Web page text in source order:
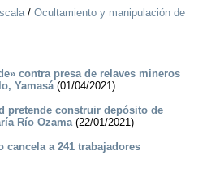
/ Ocultamiento y manipulación de
contra presa de relaves mineros
Yamasá(01/04/2021)
pretende construir depósito de
Río Ozama(22/01/2021)
cancela a 241 trabajadores